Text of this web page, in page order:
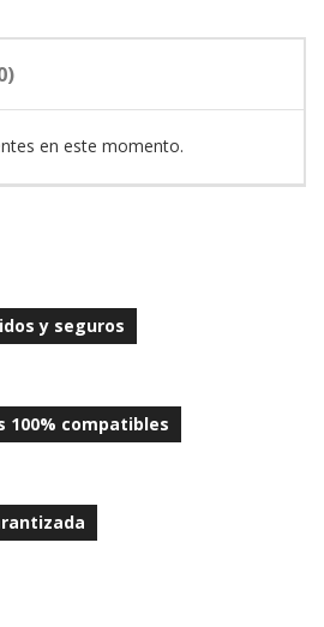
en este momento.
y seguros
100% compatibles